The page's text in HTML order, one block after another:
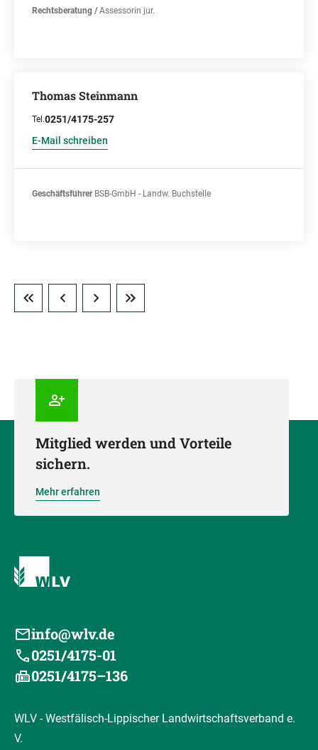
Rechtsberatung /Assessorin jur.
Thomas Steinmann
Tel.0251/4175-257
E-Mail schreiben
GeschäftsführerBSB-GmbH - Landw. Buchstelle
Mitglied werden und Vorteile
sichern.
Mehr erfahren
info@wlv.de
0251/4175-01
0251/4175–136
WLV - Westfälisch-Lippischer Landwirtschaftsverband e.
V.